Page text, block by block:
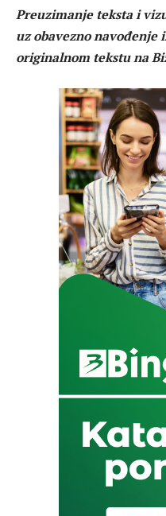
Preuzimanje teksta i
uz obavezno
originalnom tekstu na